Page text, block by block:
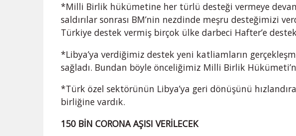
*Milli Birlik hükümetine her türlü desteği vermeye
saldırılar sonrası BM’nin nezdinde meşru desteğimizi
Türkiye destek vermiş birçok ülke darbeci Hafter’e
*Libya’ya verdiğimiz destek yeni katliamların
sağladı. Bundan böyle önceliğimiz Milli Birlik
*Türk özel sektörünün Libya’ya geri dönüşünü
birliğine vardık.
150 BİN CORONA AŞISI VERİLECEK